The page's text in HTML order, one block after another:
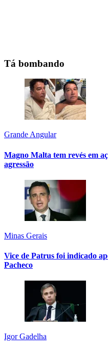
Tá bombando
Grande Angular
Magno Malta tem revés em
agressão
Minas Gerais
Vice de Patrus foi indicado
Pacheco
Igor Gadelha